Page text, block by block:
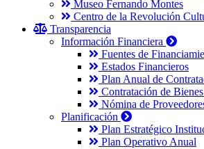
Museo Fernando Montes
Centro de la Revolución
Transparencia
Información Financiera
Fuentes de
Estados Financieros
Plan Anual de
Contratación de
Nómina de
Planificación
Plan Estratégico
Plan Operativo Anual